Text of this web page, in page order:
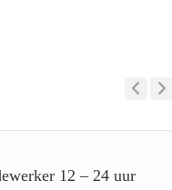
12 – 24 uur